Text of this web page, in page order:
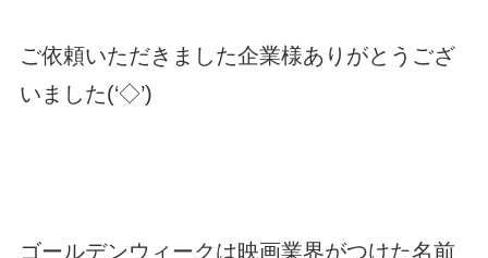
ご依頼いただきました企業様ありがとうござ
いました(‘◇’)ゞ
ゴールデンウィークは映画業界がつけた名前